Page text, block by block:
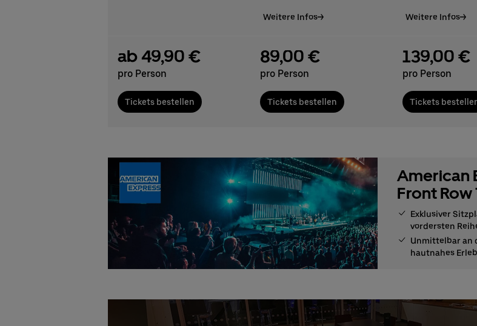
ab 49,90 €
pro Person
Tickets bestellen
Weitere Infos
89,00 €
pro Person
Tickets bestellen
Weitere Infos
139,00 €
pro Person
Tickets
American
Front
Exklusiver
vordersten
Unmittelbar an
hautnahes